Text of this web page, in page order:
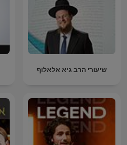
שיעורי הרב גיא אלאלוף